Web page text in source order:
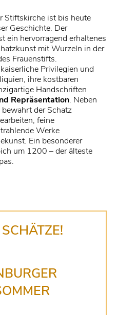
Stiftskirche ist bis heute
Geschichte. Der
ein hervorragend erhaltenes
mit Wurzeln in der
Frauenstifts.
Privilegien und
ihre kostbaren
Handschriften
Repräsentation. Neben
der Schatz
feine
Werke
Ein besonderer
um 1200 – der älteste